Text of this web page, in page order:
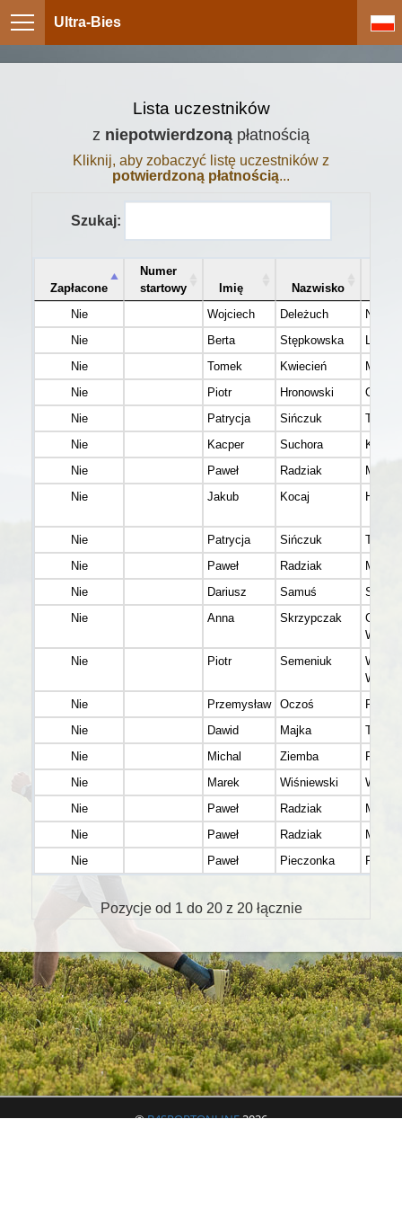
Ultra-Bies
Lista uczestników
z niepotwierdzoną płatnością
Kliknij, aby zobaczyć listę uczestników z
potwierdzoną płatnością...
Szukaj:
Zapłacone
Numer
startowy
Imię Nazwisko
Nie
Wojciech Deleżuch
Nie
Berta Stępkowska
Lublin
Nie
Tomek Kwiecień
Nie
Piotr Hronowski
Nie
Patrycja Sińczuk
Tczew
Nie
Kacper Suchora
Nie
Paweł Radziak
Nie
Jakub Kocaj Harta
Nie Patrycja Sińczuk
Tczew
Nie
Paweł Radziak
Nie
Dariusz Samuś
Sanok
Nie
Anna Skrzypczak
Nie
Piotr Semeniuk
Nie
Przemysław Oczoś
Nie
Dawid Majka
Tarnow
Nie
Michal Ziemba
Nie
Marek Wiśniewski
Nie
Paweł Radziak
Nie
Paweł Radziak
Nie
Paweł Pieczonka
Pozycje od 1 do 20 z 20 łącznie
©B4SPORTONLINE2026